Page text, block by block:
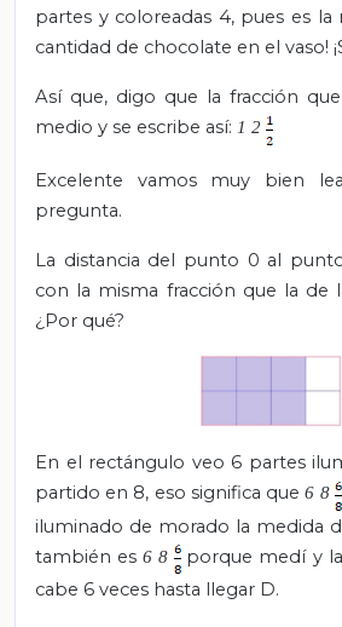
partes y coloreadas 4, pues es la
cantidad de chocolate en el vaso!
Así que, digo que la fracción
medio y se escribe así: 1 2
Excelente vamos muy bien
pregunta.
La distancia del punto 0 al
con la misma fracción que la de
¿Por qué?
En el rectángulo veo 6 partes
partido en 8, eso significa que6 8
iluminado de morado la medida
también es68
porque medí y
cabe 6 veces hasta llegar D.